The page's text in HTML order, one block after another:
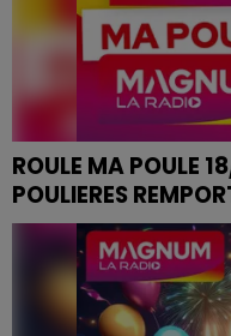
ROULE MA POULE
POULIERES
ROULE MA POULE 18/